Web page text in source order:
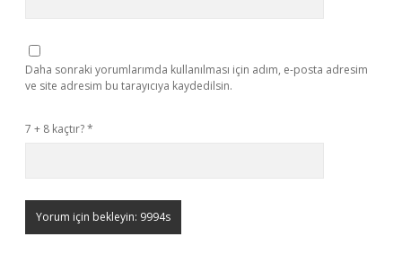
Daha sonraki yorumlarımda kullanılması için adım, e-posta adresim
ve site adresim bu tarayıcıya kaydedilsin.
7 + 8 kaçtır?*